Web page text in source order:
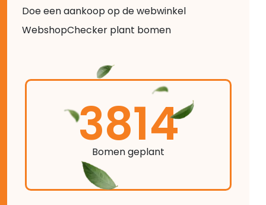
Doe een aankoop op de webwinkel
WebshopChecker plant bomen
3814
Bomen geplant